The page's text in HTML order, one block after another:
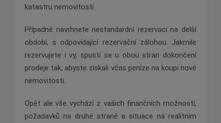
katastru nemovitostí.
Případně navrhnete nestandardní rezervaci na delší
období, s odpovídající rezervační zálohou. Jakmile
rezervujete i vy, spustí se u obou stran dokončení
prodeje tak, abyste získali včas peníze na koupi nové
nemovitosti.
Opět ale vše vychází z vašich finančních možností,
požadavků na druhé straně a situace na realitním